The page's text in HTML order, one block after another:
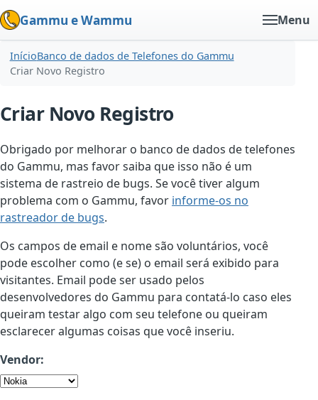
Gammu e Wammu Menu
InícioBanco de dados de Telefones do Gammu
Criar Novo Registro
Criar Novo Registro
Obrigado por melhorar o banco de dados de telefones
do Gammu, mas favor saiba que isso não é um
sistema de rastreio de bugs. Se você tiver algum
problema com o Gammu, favor informe-os no
rastreador de bugs.
Os campos de email e nome são voluntários, você
pode escolher como (e se) o email será exibido para
visitantes. Email pode ser usado pelos
desenvolvedores do Gammu para contatá-lo caso eles
queiram testar algo com seu telefone ou queiram
esclarecer algumas coisas que você inseriu.
Vendor: